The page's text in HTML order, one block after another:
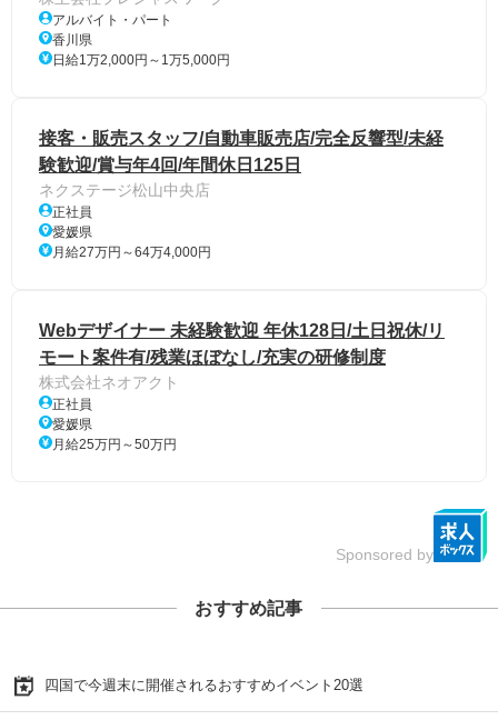
アルバイト・パート
香川県
日給1万2,000円～1万5,000円
接客・販売スタッフ/自動車販売店/完全反響型/未経
験歓迎/賞与年4回/年間休日125日
ネクステージ松山中央店
正社員
愛媛県
月給27万円～64万4,000円
Webデザイナー 未経験歓迎 年休128日/土日祝休/リ
モート案件有/残業ほぼなし/充実の研修制度
株式会社ネオアクト
正社員
愛媛県
月給25万円～50万円
Sponsored by
おすすめ記事
四国で今週末に開催されるおすすめイベント20選